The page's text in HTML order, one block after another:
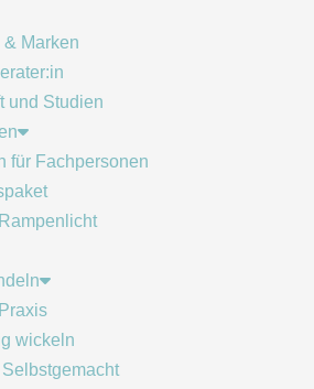
& Marken
und Studien
für Fachpersonen
wickeln
Selbstgemacht